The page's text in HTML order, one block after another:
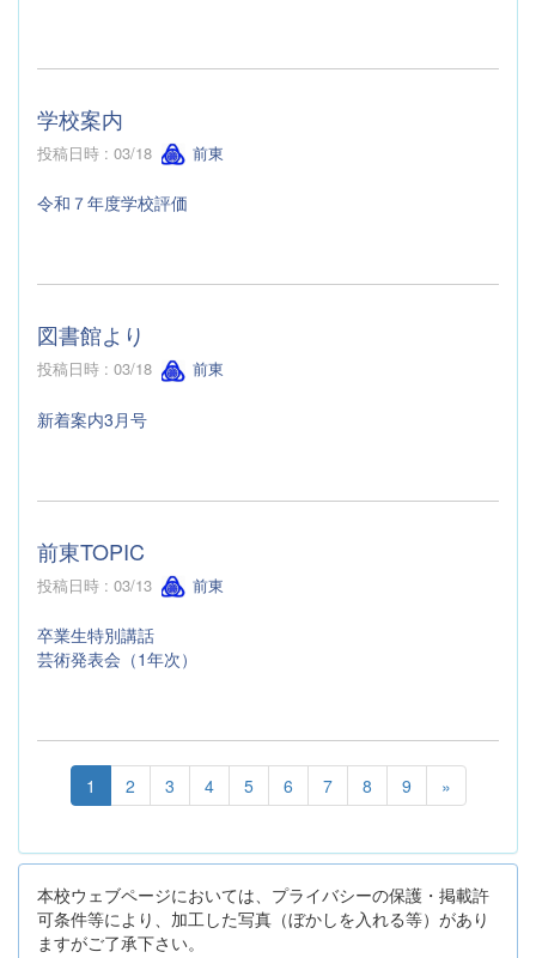
学校案内
投稿日時 : 03/18 前東
令和７年度学校評価
図書館より
投稿日時 : 03/18 前東
新着案内3月号
前東TOPIC
投稿日時 : 03/13 前東
卒業生特別講話
芸術発表会（1年次）
1 2 3 4 5 6 7 8 9 »
本校ウェブページにおいては、プライバシーの保護・掲載許
可条件等により、加工した写真（ぼかしを入れる等）があり
ますがご了承下さい。